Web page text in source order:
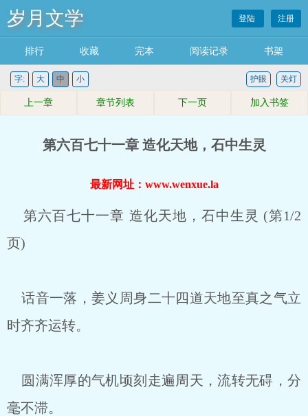
岁月文学 登陆 注册
排行 收藏 完本 阅读记录 书架
字: 大 中 小 关灯
护眼
上一章 章节列表 下一页 加入书签
第六百七十一章 造化天地，石中生灵
最新网址：www.wenxue.la
第六百七十一章 造化天地，石中生灵 (第1/2
页)
话音一落，姜义周身二十四道天地至真之气立
时齐齐运转。
圆满浑厚的气机顷刻走遍周天，流转无碍，分
毫不滞。